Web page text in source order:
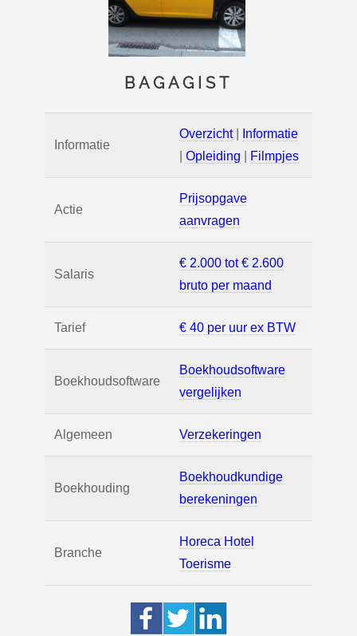
BAGAGIST
Informatie
Overzicht|
Informatie
Opleiding Filmpjes
Actie
Prijsopgave
aanvragen
Salaris
€ 2.000 tot € 2.600
bruto per maand
Tarief € 40 per uur ex BTW
Boekhoudsoftware
Boekhoudsoftware
vergelijken
Algemeen Verzekeringen
Boekhouding
Boekhoudkundige
berekeningen
Branche
Horeca Hotel
Toerisme